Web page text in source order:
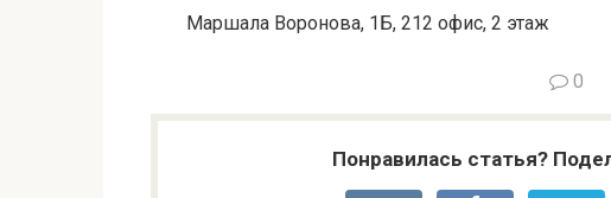
Маршала Воронова, 1Б, 212 офис, 2 этаж
0
Понравилась статья?